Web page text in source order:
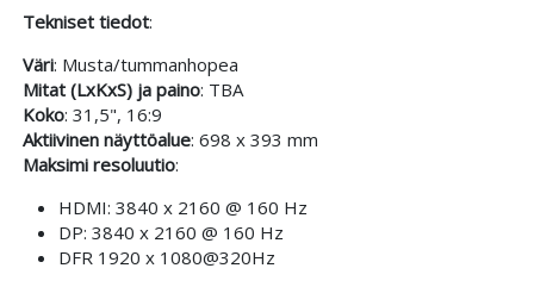
Tekniset tiedot:
Väri: Musta/tummanhopea
Mitat (LxKxS) ja paino: TBA
Koko: 31,5", 16:9
Aktiivinen näyttöalue: 698 x 393 mm
Maksimi resoluutio:
HDMI: 3840 x 2160 @ 160 Hz
DP: 3840 x 2160 @ 160 Hz
DFR 1920 x 1080@320Hz